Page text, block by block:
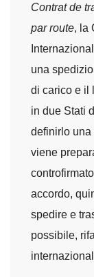
Contrat de
par route, la
una
di carico e il
in due Stati
definirlo una
viene
accordo,
spedire e
possibile,